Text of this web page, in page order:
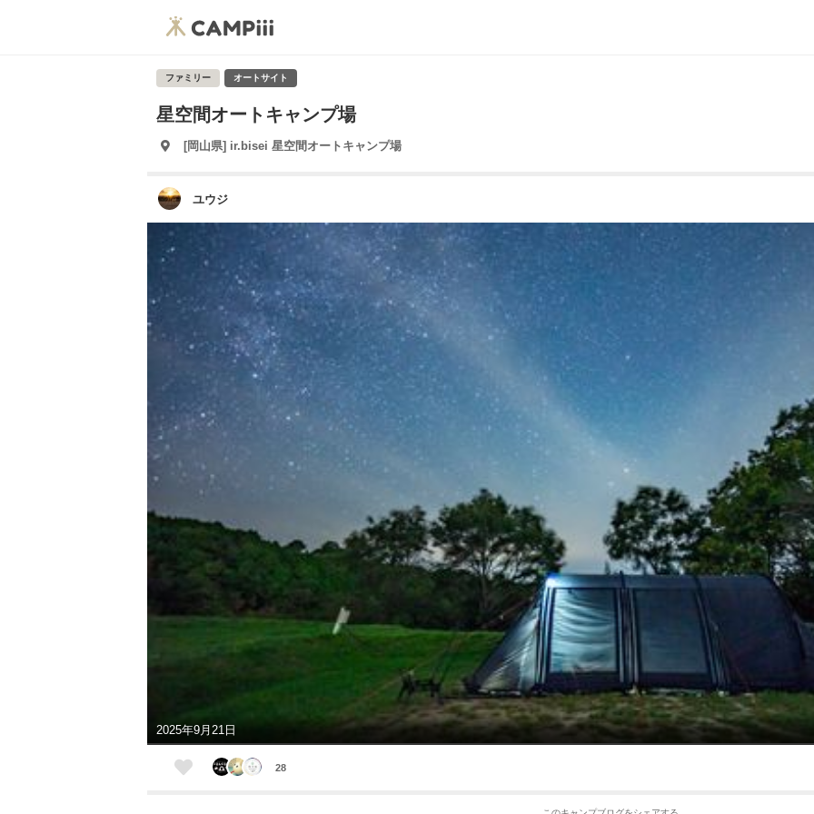
ファミリー オートサイト
星空間オートキャンプ場
[岡山県] ir.bisei 星空間オートキャンプ場
ユウジ
2025年9月21日
28